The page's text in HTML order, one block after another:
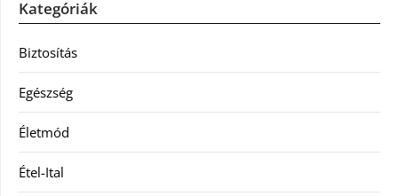
Kategóriák
Biztosítás
Egészség
Életmód
Étel-Ital